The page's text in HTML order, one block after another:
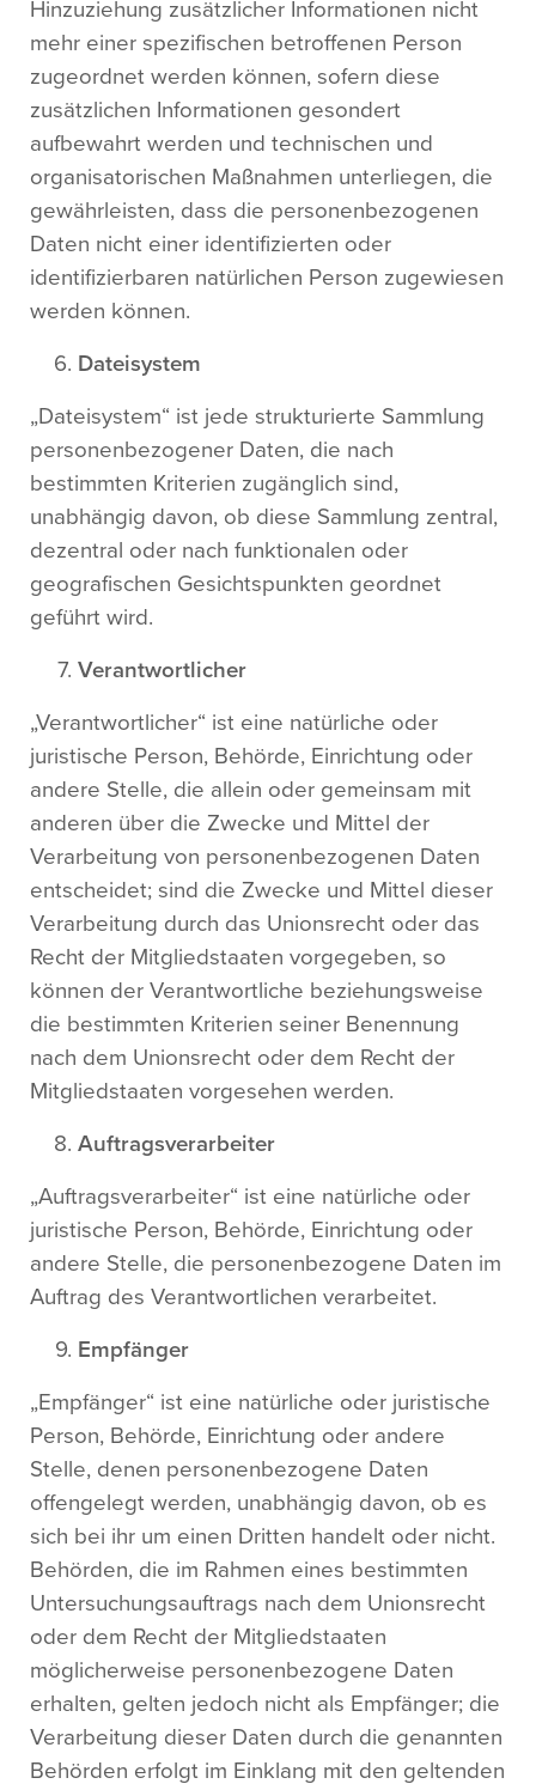
Hinzuziehung zusätzlicher Informationen nicht
mehr einer spezifischen betroffenen Person
zugeordnet werden können, sofern diese
zusätzlichen Informationen gesondert
aufbewahrt werden und technischen und
organisatorischen Maßnahmen unterliegen, die
gewährleisten, dass die personenbezogenen
Daten nicht einer identifizierten oder
identifizierbaren natürlichen Person zugewiesen
werden können.
Dateisystem
„Dateisystem“ ist jede strukturierte Sammlung
personenbezogener Daten, die nach
bestimmten Kriterien zugänglich sind,
unabhängig davon, ob diese Sammlung zentral,
dezentral oder nach funktionalen oder
geografischen Gesichtspunkten geordnet
geführt wird.
Verantwortlicher
„Verantwortlicher“ ist eine natürliche oder
juristische Person, Behörde, Einrichtung oder
andere Stelle, die allein oder gemeinsam mit
anderen über die Zwecke und Mittel der
Verarbeitung von personenbezogenen Daten
entscheidet; sind die Zwecke und Mittel dieser
Verarbeitung durch das Unionsrecht oder das
Recht der Mitgliedstaaten vorgegeben, so
können der Verantwortliche beziehungsweise
die bestimmten Kriterien seiner Benennung
nach dem Unionsrecht oder dem Recht der
Mitgliedstaaten vorgesehen werden.
Auftragsverarbeiter
„Auftragsverarbeiter“ ist eine natürliche oder
juristische Person, Behörde, Einrichtung oder
andere Stelle, die personenbezogene Daten im
Auftrag des Verantwortlichen verarbeitet.
Empfänger
„Empfänger“ ist eine natürliche oder juristische
Person, Behörde, Einrichtung oder andere
Stelle, denen personenbezogene Daten
offengelegt werden, unabhängig davon, ob es
sich bei ihr um einen Dritten handelt oder nicht.
Behörden, die im Rahmen eines bestimmten
Untersuchungsauftrags nach dem Unionsrecht
oder dem Recht der Mitgliedstaaten
möglicherweise personenbezogene Daten
erhalten, gelten jedoch nicht als Empfänger; die
Verarbeitung dieser Daten durch die genannten
Behörden erfolgt im Einklang mit den geltenden